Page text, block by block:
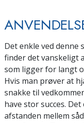
Det enkle ved denne
finder det vanskeligt
som ligger for langt
Hvis man prøver at
snakke til
have stor succes.
afstanden mellem